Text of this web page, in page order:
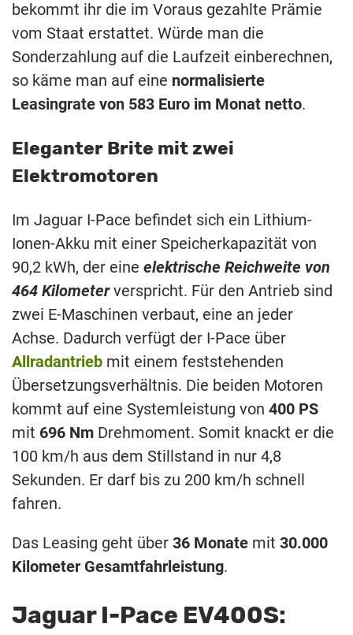
bekommt ihr die im Voraus gezahlte Prämie
vom Staat erstattet. Würde man die
Sonderzahlung auf die Laufzeit einberechnen,
so käme man auf eine normalisierte
Leasingrate von 583 Euro im Monat netto.
Eleganter Brite mit zwei
Elektromotoren
Im Jaguar I-Pace befindet sich ein Lithium-
Ionen-Akku mit einer Speicherkapazität von
90,2 kWh, der eine elektrische Reichweite von
464 Kilometerverspricht. Für den Antrieb sind
zwei E-Maschinen verbaut, eine an jeder
Achse. Dadurch verfügt der I-Pace über
Allradantrieb mit einem feststehenden
Übersetzungsverhältnis. Die beiden Motoren
kommt auf eine Systemleistung von 400 PS
mit 696 Nm Drehmoment. Somit knackt er die
100 km/h aus dem Stillstand in nur 4,8
Sekunden. Er darf bis zu 200 km/h schnell
fahren.
Das Leasing geht über 36 Monate mit 30.000
Kilometer Gesamtfahrleistung.
Jaguar I-Pace EV400S: